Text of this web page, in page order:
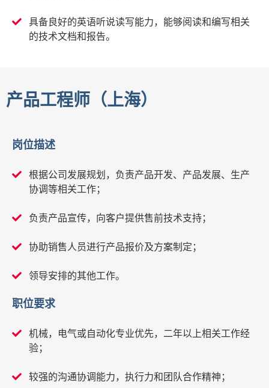
具备良好的英语听说读写能力，能够阅读和编写相关
的技术文档和报告。
产品工程师（上海）
岗位描述
根据公司发展规划，负责产品开发、产品发展、生产
协调等相关工作；
负责产品宣传，向客户提供售前技术支持；
协助销售人员进行产品报价及方案制定；
领导安排的其他工作。
职位要求
机械，电气或自动化专业优先，二年以上相关工作经
验；
较强的沟通协调能力，执行力和团队合作精神；